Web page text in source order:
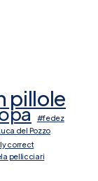
pillole
#fedez
del Pozzo
correct
pellicciari